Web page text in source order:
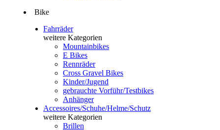
Bike
Fahrräder
weitere Kategorien
Mountainbikes
E Bikes
Rennräder
Cross Gravel Bikes
Kinder/Jugend
gebrauchte Vorführ/Testbikes
Anhänger
Accessoires/Schuhe/Helme/Schutz
weitere Kategorien
Brillen